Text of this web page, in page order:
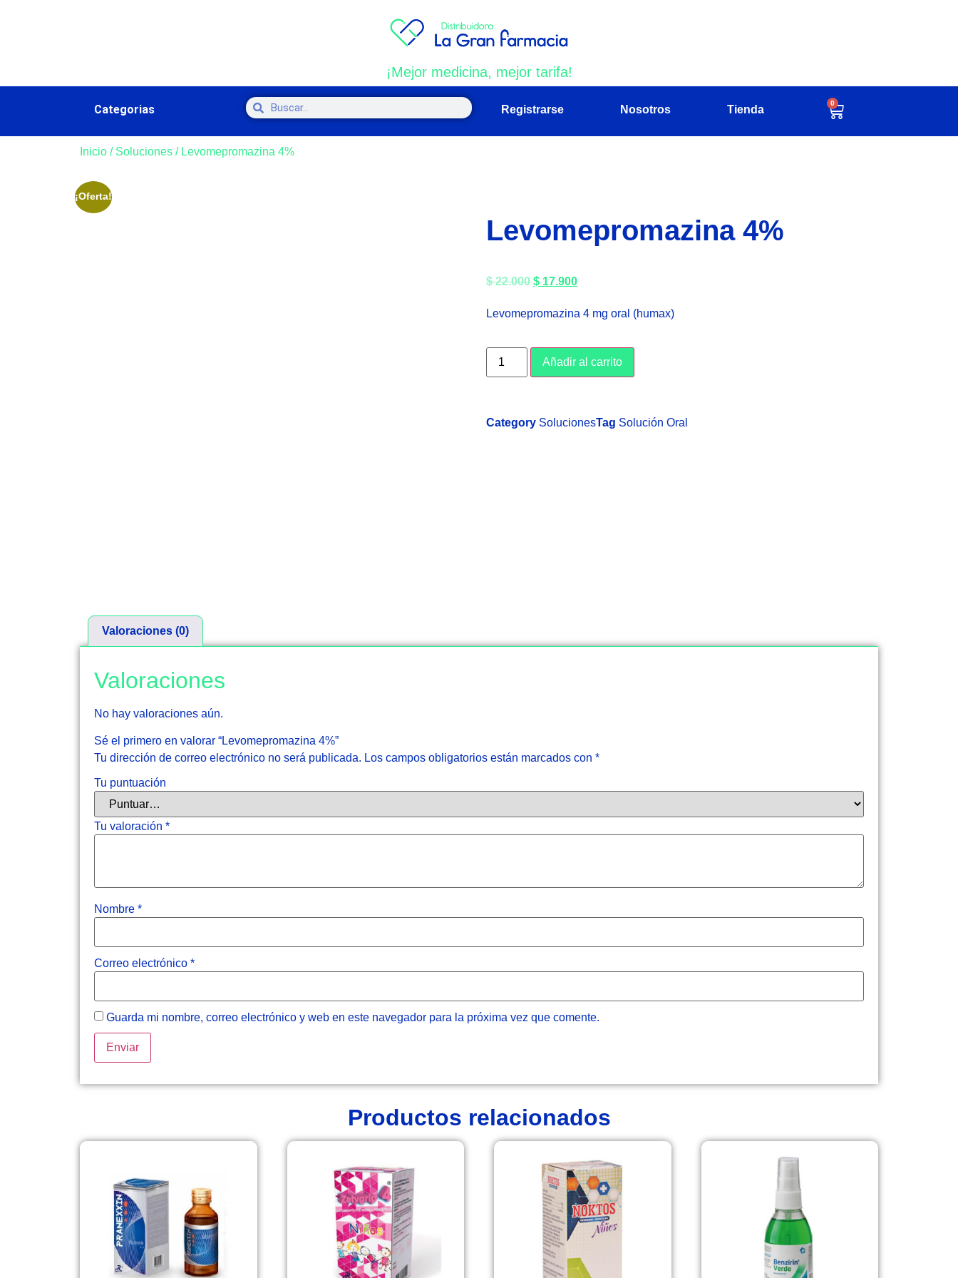
¡Mejor medicina, mejor tarifa!
Categorias Registrarse Nosotros Tienda
0
Inicio / Soluciones / Levomepromazina 4%
¡Oferta!
Levomepromazina 4%
$22.000 $ 17.900
Levomepromazina 4 mg oral (humax)
Añadir al carrito
Category SolucionesTag Solución Oral
Valoraciones (0)
Valoraciones
No hay valoraciones aún.
Sé el primero en valorar “Levomepromazina 4%”
Tu dirección de correo electrónico no será publicada. Los campos obligatorios están marcados con *
Tu puntuación
Tu valoración *
Nombre *
Correo electrónico *
Guarda mi nombre, correo electrónico y web en este navegador para la próxima vez que comente.
Productos relacionados